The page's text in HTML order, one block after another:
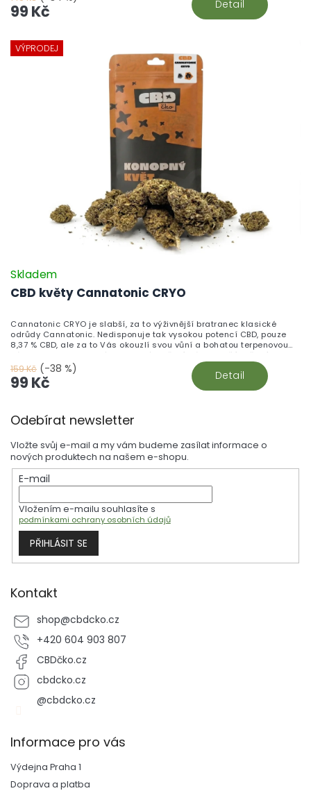
99 Kč Detail
VÝPRODEJ
CBD květy Cannatonic CRYO
Skladem
159 Kč (-38 %)
99 Kč Detail
Cannatonic CRYO je slabší, za to výživnější bratranec klasické
odrůdy Cannatonic. Nedisponuje tak vysokou potencí CBD, pouze
8,37 % CBD, ale za to Vás okouzlí svou vůní a bohatou terpenovou
zásobou. Jeho vydatné terpenové složení Vám zaručí voňavý
požitek, při každém nádechu.
Odebírat newsletter
Vložte svůj e-mail a my vám budeme zasílat informace o
nových produktech na našem e-shopu.
E-mail
Vložením e-mailu souhlasíte s
podmínkami ochrany osobních údajů
PŘIHLÁSIT SE
Kontakt
shop@cbdcko.cz
+420 604 903 807
CBDčko.cz
cbdcko.cz
@cbdcko.cz
Informace pro vás
Výdejna Praha 1
Doprava a platba